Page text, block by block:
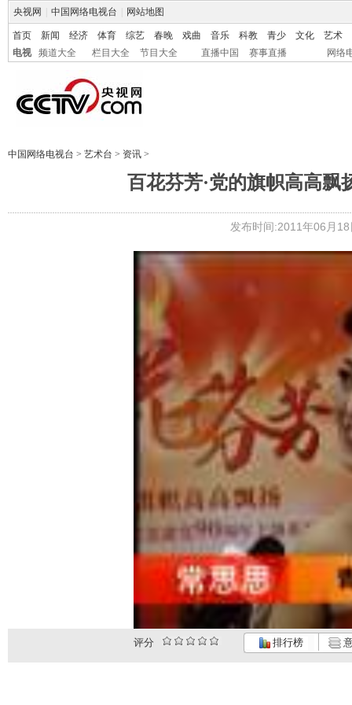
央视网 中国网络电视台 网站地图
首页 新闻 经济 体育 综艺 春晚 戏曲 音乐 科教 青少 文化
艺术
电视
频道大全 栏目大全 节目大全 直播中国 赛事直播 网络
中国网络电视台 > 艺术台 > 资讯 >
百花芬芳·党的旗帜高高飘
发布时间:2011年06月
评分 排行榜